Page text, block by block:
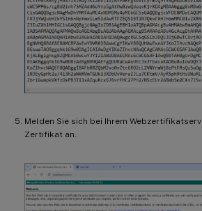
Melden Sie sich bei Ihrem
Zertifikat an.